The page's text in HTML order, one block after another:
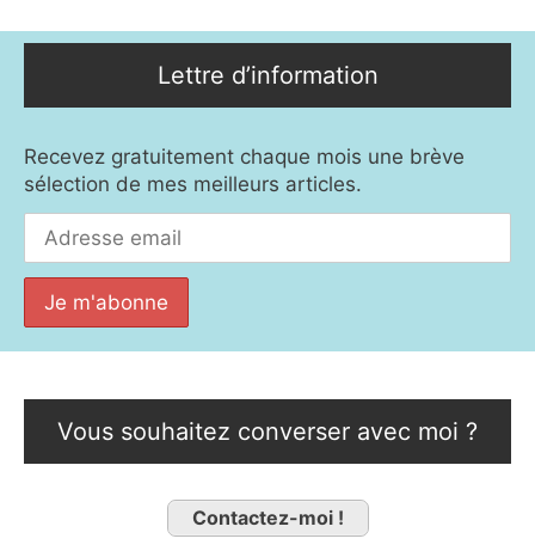
Lettre d’information
Recevez gratuitement chaque mois une brève
sélection de mes meilleurs articles.
Vous souhaitez converser avec moi ?
Contactez-moi !